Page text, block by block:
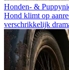
Honden- &
Hond klimt op
verschrikkelijk